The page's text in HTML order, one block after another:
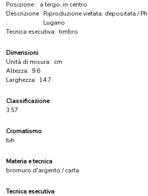
Posizione : a tergo, in centro
Descrizione
:
Riproduzione vietata, depositata /
Lugano
Tecnica esecutiva: timbro
Dimensioni
Unità di misura: cm
Altezza: 9.6
Larghezza: 14.7
Classificazione
3.57
Cromatismo
b/n
Materia e tecnica
bromuro d'argento / carta
Tecnica esecutiva